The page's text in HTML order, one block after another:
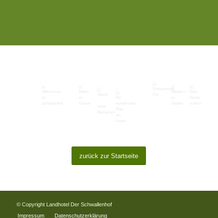
zurück zur Startseite
© Copyright Landhotel Der Schwallenhof
Impressum
Datenschutzerklärung